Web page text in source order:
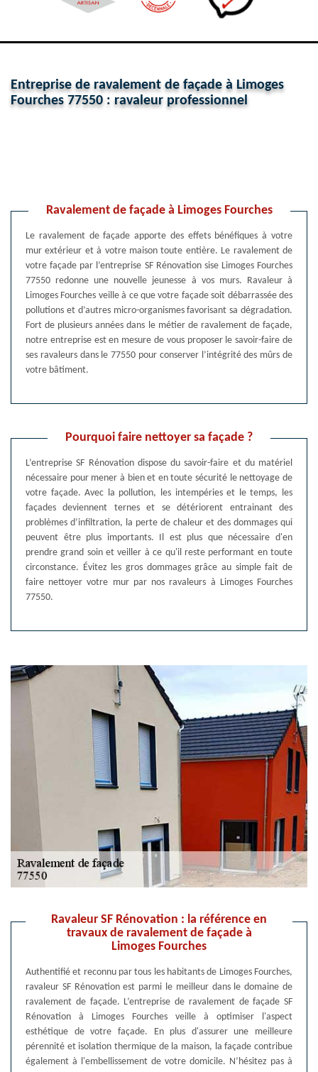
Entreprise de ravalement de façade à Limoges
Fourches 77550 : ravaleur professionnel
Ravalement de façade à Limoges Fourches
Le ravalement de façade apporte des effets bénéfiques à votre
mur extérieur et à votre maison toute entière. Le ravalement de
votre façade par l’entreprise SF Rénovation sise Limoges Fourches
77550 redonne une nouvelle jeunesse à vos murs. Ravaleur à
Limoges Fourches veille à ce que votre façade soit débarrassée des
pollutions et d’autres micro-organismes favorisant sa dégradation.
Fort de plusieurs années dans le métier de ravalement de façade,
notre entreprise est en mesure de vous proposer le savoir-faire de
ses ravaleurs dans le 77550 pour conserver l’intégrité des mûrs de
votre bâtiment.
Pourquoi faire nettoyer sa façade ?
L’entreprise SF Rénovation dispose du savoir-faire et du matériel
nécessaire pour mener à bien et en toute sécurité le nettoyage de
votre façade. Avec la pollution, les intempéries et le temps, les
façades deviennent ternes et se détériorent entrainant des
problèmes d’infiltration, la perte de chaleur et des dommages qui
peuvent être plus importants. Il est plus que nécessaire d'en
prendre grand soin et veiller à ce qu'il reste performant en toute
circonstance. Évitez les gros dommages grâce au simple fait de
faire nettoyer votre mur par nos ravaleurs à Limoges Fourches
77550.
Ravaleur SF Rénovation : la référence en
travaux de ravalement de façade à
Limoges Fourches
Authentifié et reconnu par tous les habitants de Limoges Fourches,
ravaleur SF Rénovation est parmi le meilleur dans le domaine de
ravalement de façade. L’entreprise de ravalement de façade SF
Rénovation à Limoges Fourches veille à optimiser l'aspect
esthétique de votre façade. En plus d'assurer une meilleure
pérennité et isolation thermique de la maison, la façade contribue
également à l'embellissement de votre domicile. N’hésitez pas à